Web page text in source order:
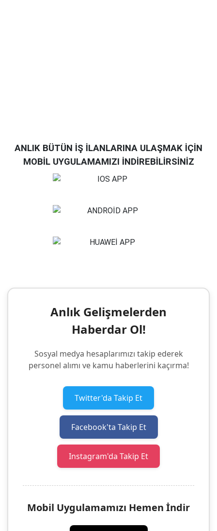
ANLIK BÜTÜN İŞ İLANLARINA ULAŞMAK İÇİN
MOBİL UYGULAMAMIZI İNDİREBİLİRSİNİZ
Anlık Gelişmelerden
Haberdar Ol!
Sosyal medya hesaplarımızı takip ederek
personel alımı ve kamu haberlerini kaçırma!
Twitter'da Takip Et
Facebook'ta Takip Et
Instagram'da Takip Et
Mobil Uygulamamızı Hemen İndir